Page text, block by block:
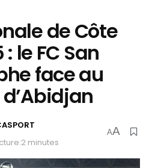
de Côte
le FC San
face au
minutes
AA